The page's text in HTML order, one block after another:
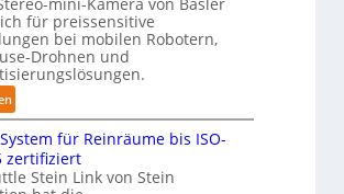
r
u
n
g
s
r
e
f
H
a
n
d
l
i
n
g
-
mini-Kamera von Basler
für preissensitive
bei mobilen Robotern,
Drohnen und
:
K
o
m
p
für Reinräume bis ISO-
zertifiziert
Stein Link von Stein